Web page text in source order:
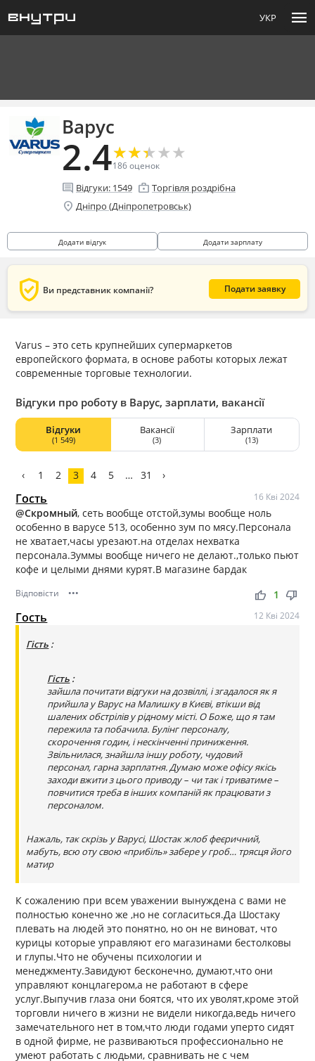
УКР menu
Варус
2.4★
★★
★★
★★
★★
★
186оценок
comment Відгуки: 1549 enterprise Торгівля роздрібна
location_on Дніпро (Дніпропетровськ)
Додати відгук Додати зарплату
verified_user Ви представник компанії? Подати заявку
Varus – это сеть крупнейших супермаркетов
европейского формата, в основе работы которых лежат
современные торговые технологии.
Відгуки про роботу в Варус, зарплати, вакансії
Відгуки
(1 549)
Вакансії
(3)
Зарплати
(13)
‹ 1 2 3 4 5 … 31 ›
Гость 16 Кві 2024
@Скромный, сеть вообще отстой,зумы вообще ноль
особенно в варусе 513, особенно зум по мясу.Персонала
не хватает,часы урезают.на отделах нехватка
персонала.Зуммы вообще ничего не делают.,только пьют
кофе и целыми днями курят.В магазине бардак
Відповісти ••• thumb_up thumb_down
1
Гость 12 Кві 2024
Гість :
Гість :
зайшла почитати відгуки на дозвіллі, і згадалося як я
прийшла у Варус на Малишку в Києві, втікши від
шалених обстрілів у рідному місті. О Боже, що я там
пережила та побачила. Булінг персоналу,
скорочення годин, і нескінченні приниження.
Звільнилася, знайшла іншу роботу, чудовий
персонал, гарна зарплатня. Думаю може офісу якісь
заходи вжити з цього приводу – чи так і триватиме –
повчитися треба в інших компаній як працювати з
персоналом.
Нажаль, так скрізь у Варусі, Шостак жлоб феєричний,
мабуть, всю оту свою «прибіль» забере у гроб… трясця його
матир
К сожалению при всем уважении вынуждена с вами не
полностью конечно же ,но не согласиться.Да Шостаку
плевать на людей это понятно, но он не виноват, что
курицы которые управляют его магазинами бестолковы
и глупы.Что не обучены психологии и
менеджменту.Завидуют бесконечно, думают,что они
управляют концлагером,а не работают в сфере
услуг.Выпучив глаза они боятся, что их уволят,кроме этой
торговли ничего в жизни не видели никогда,ведь ничего
замечательного нет в том,что люди годами уперто сидят
в одной фирме, не развиваються профессионально не
умеют работать с людьми, сравнивать не с чем